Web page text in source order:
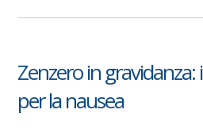
Zenzero in
per la nausea